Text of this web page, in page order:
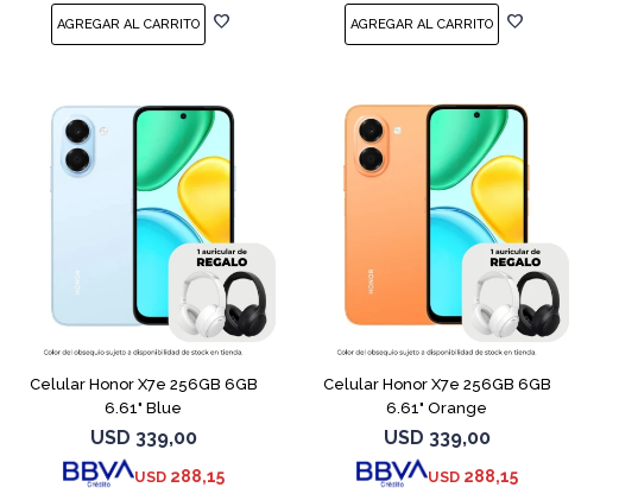
Celular Honor X7e 256GB 6GB
6.61" Blue
USD 339,00
USD 288,15
COMPARAR
Celular Honor X7e 256GB 6GB
6.61" Orange
USD 339,00
USD 288,15
COMPARAR